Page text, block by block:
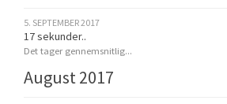
5. SEPTEMBER 2017
17 sekunder..
Det tager gennemsnitlig...
August 2017